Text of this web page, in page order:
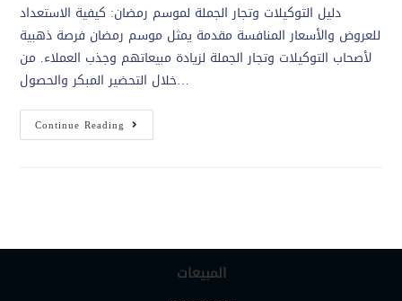
دليل التوكيلات وتجار الجملة لموسم رمضان: كيفية الاستعداد
للعروض والأسعار المنافسة مقدمة يمثل موسم رمضان فرصة ذهبية
لأصحاب التوكيلات وتجار الجملة لزيادة مبيعاتهم وجذب العملاء. من
خلال التحضير المبكر والحصول…
Continue Reading
المبيعات